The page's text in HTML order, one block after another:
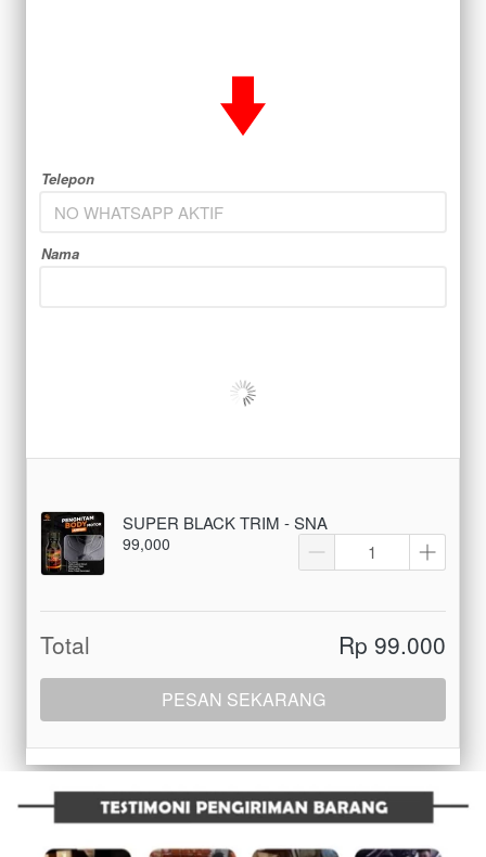
Telepon
Nama
SUPER BLACK TRIM - SNA
99,000
Total Rp 99.000
`PESAN SEKARANG